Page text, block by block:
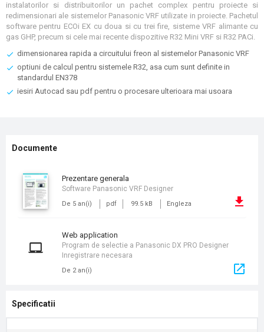
instalatorilor si distribuitorilor un pachet complex pentru proiecte si
redimensionari ale sistemelor Panasonic VRF utilizate in proiecte. Pachetul
software pentru ECOi EX cu doua si cu trei fire, sisteme VRF alimante cu
gas GHP, precum si cele mai recente dispozitive R32 Mini VRF si R32 PACi.
dimensionarea rapida a circuitului freon al sistemelor Panasonic VRF
optiuni de calcul pentru sistemele R32, asa cum sunt definite in
standardul EN378
iesiri Autocad sau pdf pentru o procesare ulterioara mai usoara
Documente
prezentare generala
De 5 an(i) pdf 99.5 kB Engleza
Software Panasonic VRF Designer
Web application
De 2 an(i)
Program de selectie a Panasonic DX PRO Designer
Inregistrare necesara
Specificatii